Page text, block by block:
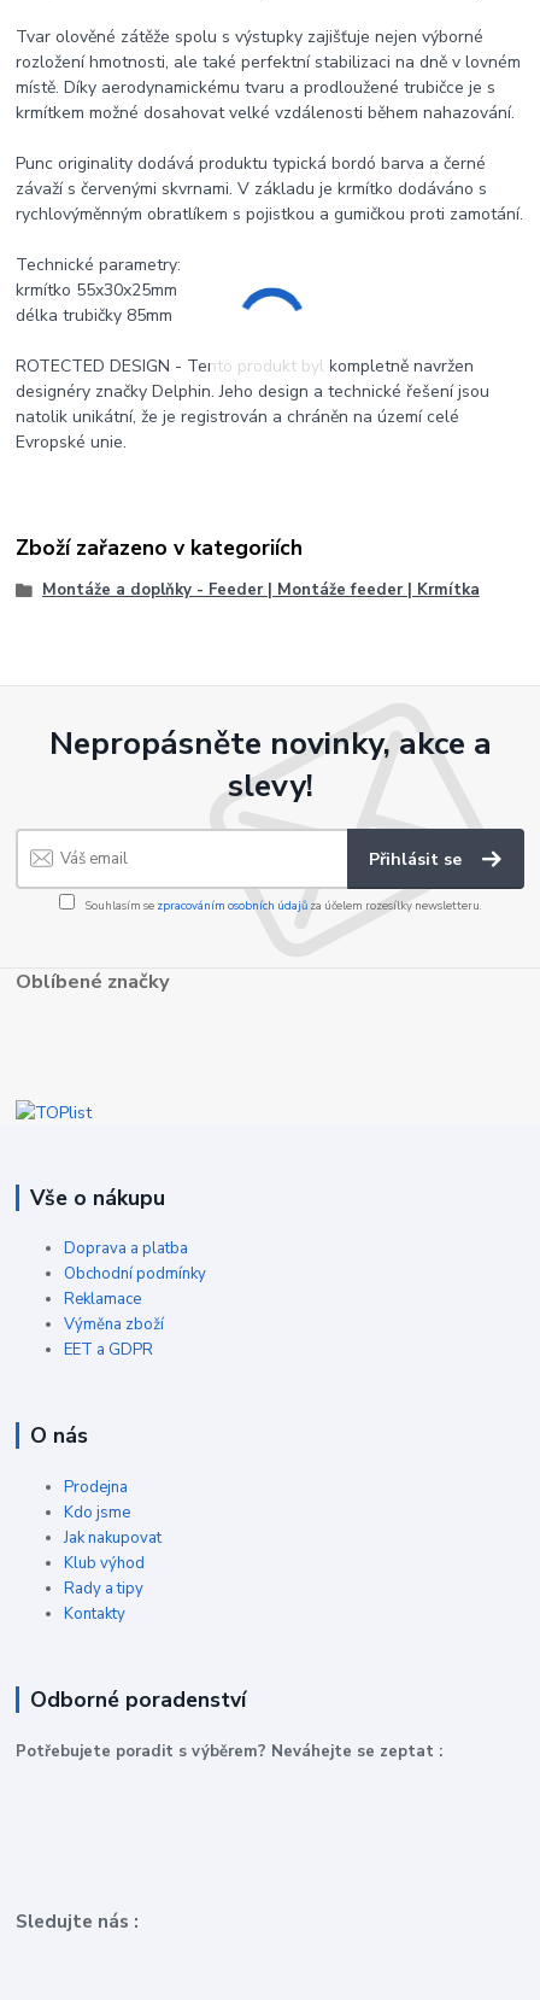
Tvar olověné zátěže spolu s výstupky zajišťuje nejen výborné
rozložení hmotnosti, ale také perfektní stabilizaci na dně v lovném
místě. Díky aerodynamickému tvaru a prodloužené trubičce je s
krmítkem možné dosahovat velké vzdálenosti během nahazování.
Punc originality dodává produktu typická bordó barva a černé
závaží s červenými skvrnami. V základu je krmítko dodáváno s
rychlovýměnným obratlíkem s pojistkou a gumičkou proti zamotání.
Technické parametry:
krmítko 55x30x25mm
délka trubičky 85mm
ROTECTED DESIGN - Tento produkt byl kompletně navržen
designéry značky Delphin. Jeho design a technické řešení jsou
natolik unikátní, že je registrován a chráněn na území celé
Evropské unie.
Zboží zařazeno v kategoriích
Montáže a doplňky - Feeder | Montáže feeder | Krmítka
Nepropásněte novinky, akce a
slevy!
Přihlásit se
Souhlasím se zpracováním osobních údajůza účelem rozesílky newsletteru.
Oblíbené značky
Vše o nákupu
Doprava a platba
Obchodní podmínky
Reklamace
Výměna zboží
EET a GDPR
O nás
Prodejna
Kdo jsme
Jak nakupovat
Klub výhod
Rady a tipy
Kontakty
Odborné poradenství
Potřebujete poradit s výběrem? Neváhejte se zeptat :
Sledujte nás :